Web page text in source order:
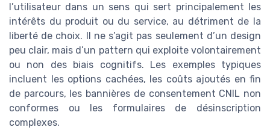
l’utilisateur dans un sens qui sert principalement les
intérêts du produit ou du service, au détriment de la
liberté de choix. Il ne s’agit pas seulement d’un design
peu clair, mais d’un pattern qui exploite volontairement
ou non des biais cognitifs. Les exemples typiques
incluent les options cachées, les coûts ajoutés en fin
de parcours, les bannières de consentement CNIL non
conformes ou les formulaires de désinscription
complexes.